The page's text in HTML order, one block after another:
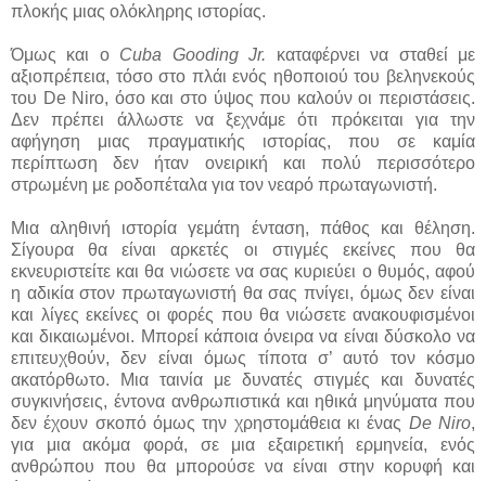
πλοκής μιας ολόκληρης ιστορίας.
Όμως και οCuba Gooding Jr. καταφέρνει να σταθεί με
αξιοπρέπεια, τόσο στο πλάι ενός ηθοποιού του βεληνεκούς
του De Niro, όσο και στο ύψος που καλούν οι περιστάσεις.
Δεν πρέπει άλλωστε να ξεχνάμε ότι πρόκειται για την
αφήγηση μιας πραγματικής ιστορίας, που σε καμία
περίπτωση δεν ήταν ονειρική και πολύ περισσότερο
στρωμένη με ροδοπέταλα για τον νεαρό πρωταγωνιστή.
Μια αληθινή ιστορία γεμάτη ένταση, πάθος και θέληση.
Σίγουρα θα είναι αρκετές οι στιγμές εκείνες που θα
εκνευριστείτε και θα νιώσετε να σας κυριεύει ο θυμός, αφού
η αδικία στον πρωταγωνιστή θα σας πνίγει, όμως δεν είναι
και λίγες εκείνες οι φορές που θα νιώσετε ανακουφισμένοι
και δικαιωμένοι. Μπορεί κάποια όνειρα να είναι δύσκολο να
επιτευχθούν, δεν είναι όμως τίποτα σ’ αυτό τον κόσμο
ακατόρθωτο. Μια ταινία με δυνατές στιγμές και δυνατές
συγκινήσεις, έντονα ανθρωπιστικά και ηθικά μηνύματα που
δεν έχουν σκοπό όμως την χρηστομάθεια κι ένας De Niro,
για μια ακόμα φορά, σε μια εξαιρετική ερμηνεία, ενός
ανθρώπου που θα μπορούσε να είναι στην κορυφή και